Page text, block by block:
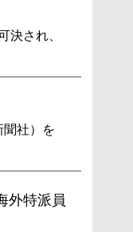
決され、
聞社）を
外特派員